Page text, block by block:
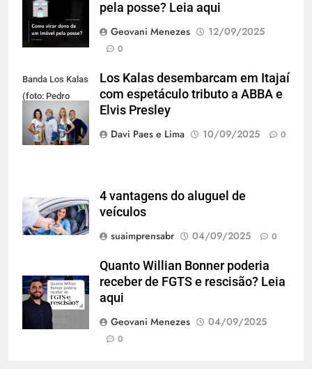
pela posse? Leia aqui
Geovani Menezes
12/09/2025
0
Banda Los Kalas
(foto: Pedro
Oliveira)
Los Kalas desembarcam em Itajaí
com espetáculo tributo a ABBA e
Elvis Presley
Davi Paes e Lima
10/09/2025 0
4 vantagens do aluguel de
veículos
suaimprensabr
04/09/2025 0
Quanto Willian Bonner poderia
receber de FGTS e rescisão? Leia
aqui
Geovani Menezes
04/09/2025
0